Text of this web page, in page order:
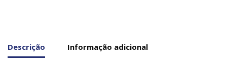
Descrição Informação adicional